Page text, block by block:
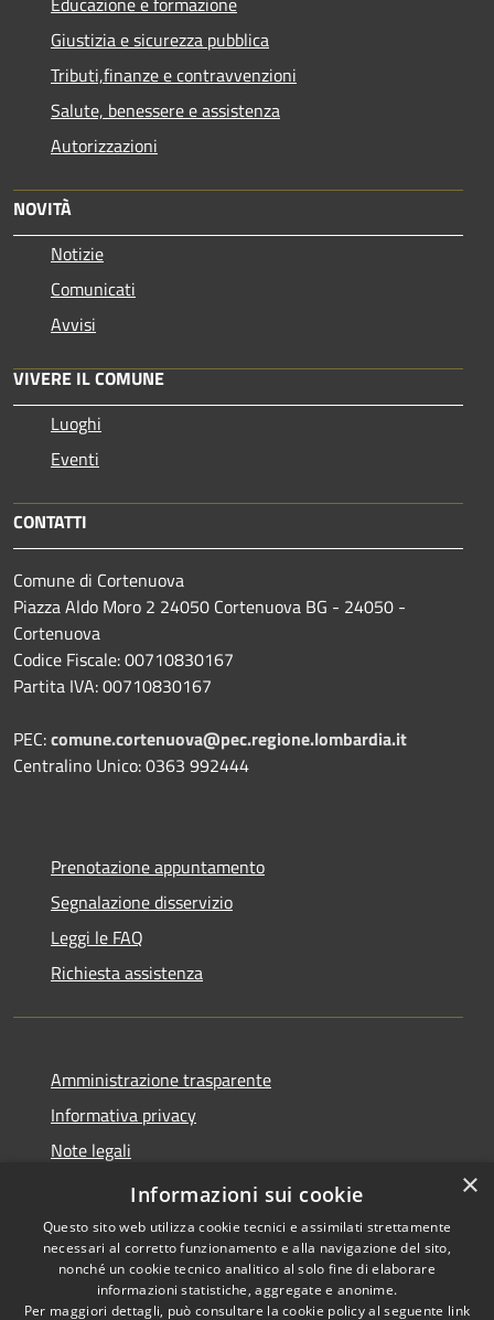
Giustizia e sicurezza pubblica
Tributi,finanze e contravvenzioni
Salute, benessere e assistenza
Autorizzazioni
NOVITÀ
Notizie
Comunicati
Avvisi
VIVERE IL COMUNE
Luoghi
Eventi
CONTATTI
Comune di Cortenuova
Piazza Aldo Moro 2 24050 Cortenuova BG - 24050 -
Cortenuova
Codice Fiscale: 00710830167
Partita IVA: 00710830167
PEC:comune.cortenuova@pec.regione.lombardia.it
Centralino Unico: 0363 992444
Prenotazione appuntamento
Segnalazione disservizio
Leggi le FAQ
Richiesta assistenza
Amministrazione trasparente
Informativa privacy
Note legali
Dichiarazione di accessibilità
Copyright © 2026 • Comune di
×
Informazioni sui cookie
Questo sito web utilizza cookie tecnici e assimilati strettamente
necessari al corretto funzionamento e alla navigazione del sito,
nonché un cookie tecnico analitico al solo fine di elaborare
informazioni statistiche, aggregate e anonime.
Per maggiori dettagli, può consultare la cookie policy al seguente link